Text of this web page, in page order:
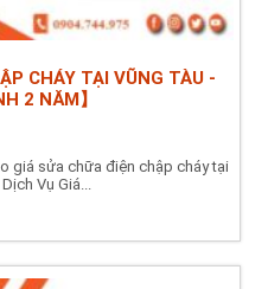
CHÁY TẠI VŨNG TÀU -
2 NĂM】
giá sửa chữa điện chập cháy tại
Vụ Giá...